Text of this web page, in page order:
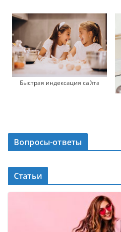
Быстрая индексация сайта
Вопросы-ответы
Статьи